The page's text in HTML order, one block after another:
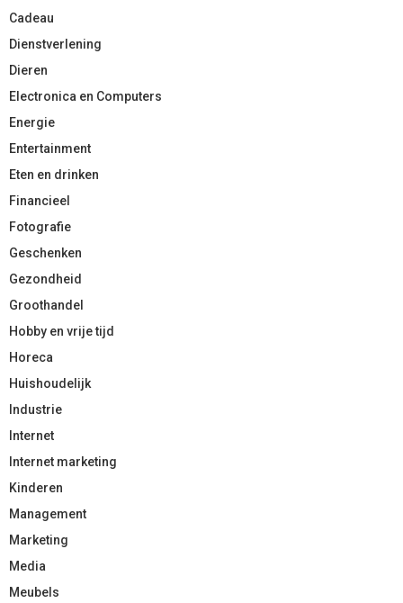
Cadeau
Dienstverlening
Dieren
Electronica en Computers
Energie
Entertainment
Eten en drinken
Financieel
Fotografie
Geschenken
Gezondheid
Groothandel
Hobby en vrije tijd
Horeca
Huishoudelijk
Industrie
Internet
Internet marketing
Kinderen
Management
Marketing
Media
Meubels